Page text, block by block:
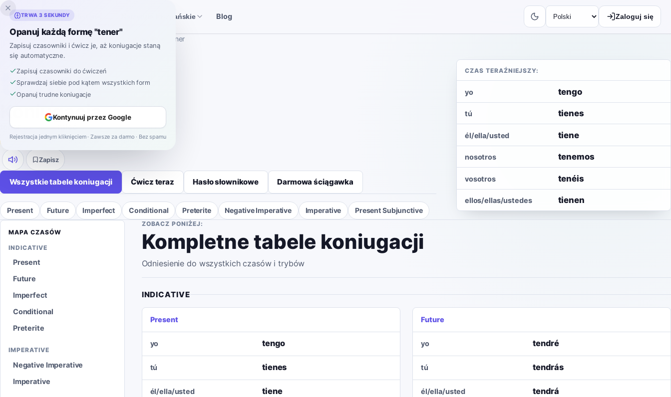
Inklingo Narzędzia hiszpańskie Blog Zaloguj się
Strona główna Hiszpański Koniugacje czasowników tener
tener
Koniugacja
tener oznacza mieć.
irregular -er 9 czasów 52 formy
Zapisz
Wszystkie tabele koniugacji Ćwicz teraz Hasło słownikowe Darmowa ściągawka
Present Future Imperfect Conditional Preterite Negative Imperative Imperative Present Subjunctive
CZAS TERAŹNIEJSZY:
yo tengo
tú tienes
él/ella/usted tiene
nosotros tenemos
vosotros tenéis
ellos/ellas/ustedes tienen
MAPA CZASÓW
INDICATIVE
Present
Future
Imperfect
Conditional
Preterite
IMPERATIVE
Negative Imperative
Imperative
ZOBACZ PONIŻEJ:
Kompletne tabele koniugacji
Odniesienie do wszystkich czasów i trybów
INDICATIVE
Present
yo tengo
tú tienes
él/ella/usted tiene
Future
yo tendré
tú tendrás
él/ella/usted tendrá
TRWA 3 SEKUNDY
Opanuj każdą formę "tener"
Zapisuj czasowniki i ćwicz je, aż koniugacje staną
się automatyczne.
Zapisuj czasowniki do ćwiczeń
Sprawdzaj siebie pod kątem wszystkich form
Opanuj trudne koniugacje
Kontynuuj przez Google
Rejestracja jednym kliknięciem · Zawsze za darmo · Bez spamu